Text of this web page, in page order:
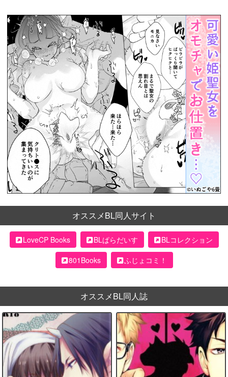
オススメBL同人サイト
LoveCP Books BLぱらだいす
BLコレクション
801Books
ふじょコミ！
オススメBL同人誌